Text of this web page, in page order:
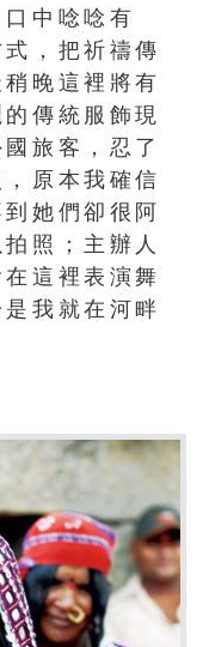
中唸唸有
，把祈禱傳
晚這裡將有
傳統服飾現
旅客，忍了
原本我確信
她們卻很阿
照；主辦人
這裡表演舞
我就在河畔